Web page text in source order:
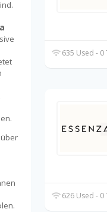
635 Used - 0
626 Used - 0